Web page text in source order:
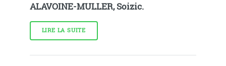
ALAVOINE-MULLER, Soizic.
LIRE LA SUITE